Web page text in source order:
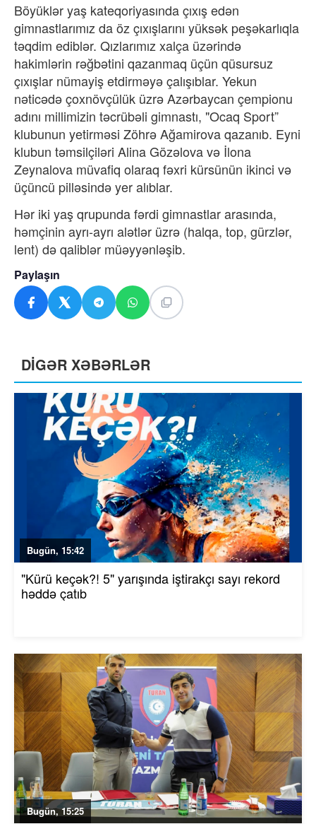
Böyüklər yaş kateqoriyasında çıxış edən
gimnastlarımız da öz çıxışlarını yüksək peşəkarlıqla
təqdim ediblər. Qızlarımız xalça üzərində
hakimlərin rəğbətini qazanmaq üçün qüsursuz
çıxışlar nümayiş etdirməyə çalışıblar. Yekun
nəticədə çoxnövçülük üzrə Azərbaycan çempionu
adını millimizin təcrübəli gimnastı, "Ocaq Sport”
klubunun yetirməsi Zöhrə Ağamirova qazanıb. Eyni
klubun təmsilçiləri Alina Gözəlova və İlona
Zeynalova müvafiq olaraq fəxri kürsünün ikinci və
üçüncü pilləsində yer alıblar.
Hər iki yaş qrupunda fərdi gimnastlar arasında,
həmçinin ayrı-ayrı alətlər üzrə (halqa, top, gürzlər,
lent) də qaliblər müəyyənləşib.
Paylaşın
DİGƏR XƏBƏRLƏR
Bugün, 15:42
"Kürü keçək?! 5" yarışında iştirakçı sayı rekord
həddə çatıb
Bugün, 15:25